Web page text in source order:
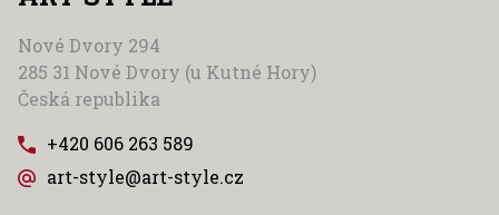
Nové Dvory 294
285 31 Nové Dvory (u Kutné Hory)
Česká republika
+420 606 263 589
art-style@art-style.cz